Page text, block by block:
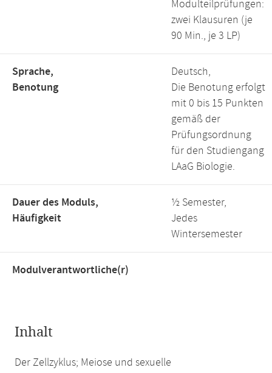
Modulteilprüfungen:
zwei Klausuren (je
90 Min., je 3 LP)
Sprache,
Benotung
Deutsch,
Die Benotung erfolgt
mit 0 bis 15 Punkten
gemäß der
Prüfungsordnung
für den Studiengang
LAaG Biologie.
Dauer des Moduls,
Häufigkeit
½ Semester,
Jedes
Wintersemester
Modulverantwortliche(r)
Inhalt
Der Zellzyklus; Meiose und sexuelle